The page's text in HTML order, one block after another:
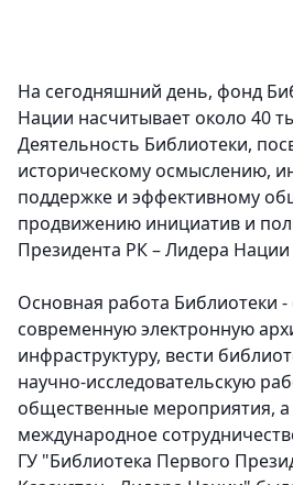
На сегодняшний день, фонд
Нации насчитывает около 40
Деятельность Библиотеки,
историческому осмыслению,
поддержке и эффективному
продвижению инициатив и
Президента РК – Лидера
Основная работа Библиотеки -
современную электронную
инфраструктуру, вести
научно-исследовательскую
общественные мероприятия, а
международное
ГУ "Библиотека Первого